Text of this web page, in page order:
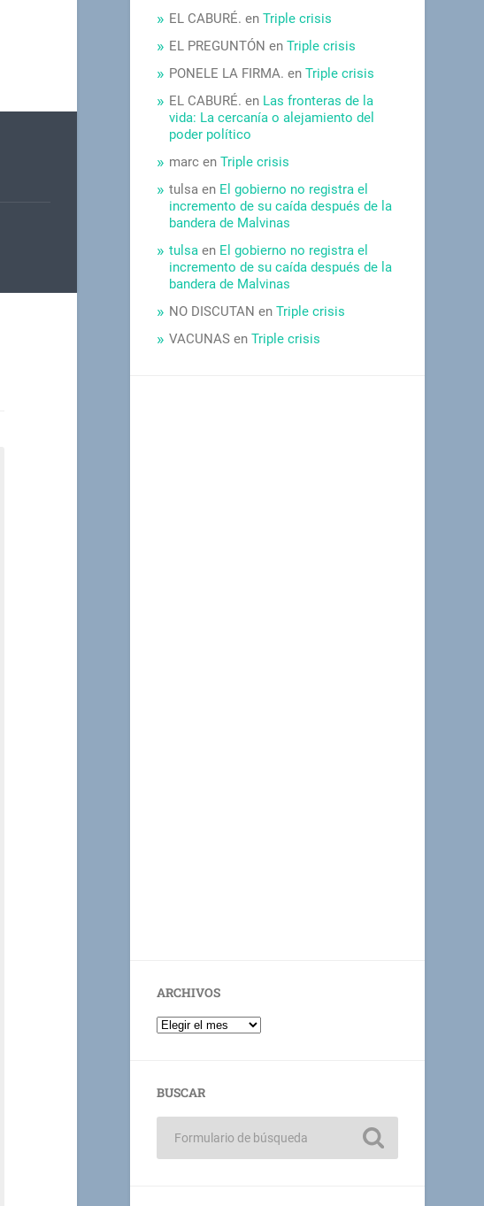
EL CABURÉ. enTriple crisis
EL PREGUNTÓN enTriple crisis
PONELE LA FIRMA. enTriple crisis
EL CABURÉ. en Las fronteras de la
vida: La cercanía o alejamiento del
poder político
marc enTriple crisis
tulsa en El gobierno no registra el
incremento de su caída después de la
bandera de Malvinas
tulsa en El gobierno no registra el
incremento de su caída después de la
bandera de Malvinas
NO DISCUTAN enTriple crisis
VACUNAS enTriple crisis
ARCHIVOS
BUSCAR